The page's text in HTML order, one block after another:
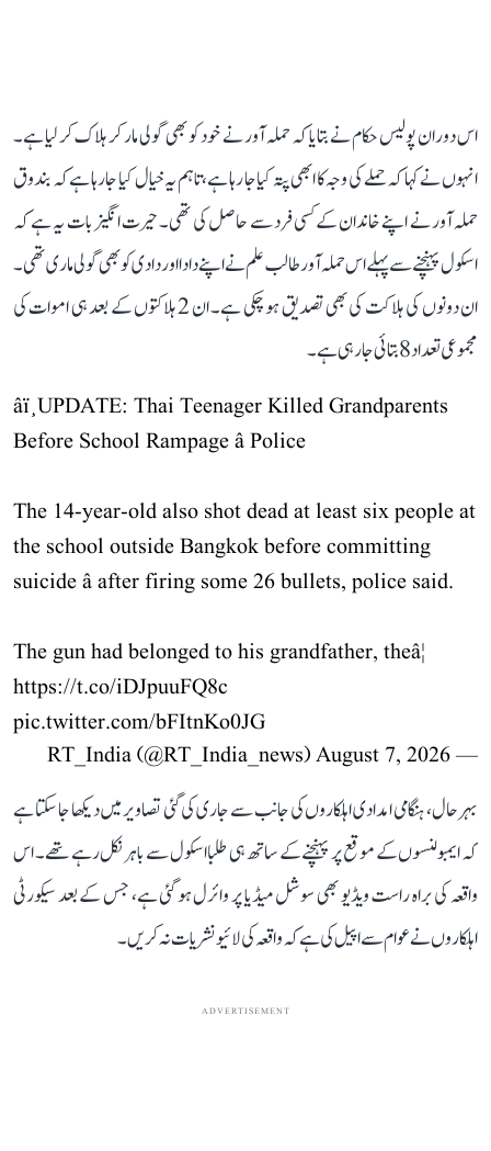
اس دوران پولیس حکام نے بتایا کہ حملہ آور نے خود کو بھی گولی مار کر ہلاک کر لیا ہے۔
انہوں نے کہا کہ حملے کی وجہ کا ابھی پتہ کیا جا رہا ہے، تاہم یہ خیال کیا جا رہا ہے کہ بندوق
حملہ آور نے اپنے خاندان کے کسی فرد سے حاصل کی تھی۔ حیرت انگیز بات یہ ہے کہ
اسکول پہنچنے سے پہلے اس حملہ آور طالب علم نے اپنے دادا اور دادی کو بھی گولی ماری تھی۔
ان دونوں کی ہلاکت کی بھی تصدیق ہو چکی ہے۔ ان 2 ہلاکتوں کے بعد ہی اموات کی
مجموعی تعداد 8 بتائی جا رہی ہے۔
âï¸UPDATE: Thai Teenager Killed Grandparents
Before School Rampage â Police
The 14-year-old also shot dead at least six people at
the school outside Bangkok before committing
suicide â after firing some 26 bullets, police said.
The gun had belonged to his grandfather, theâ¦
https://t.co/iDJpuuFQ8c
pic.twitter.com/bFItnKo0JG
— RT_India (@RT_India_news)
August 7, 2026
بہرحال، ہنگامی امدادی اہلکاروں کی جانب سے جاری کی گئی تصاویر میں دیکھا جا سکتا ہے
کہ ایمبولنسوں کے موقع پر پہنچنے کے ساتھ ہی طلبا اسکول سے باہر نکل رہے تھے۔ اس
واقعہ کی براہ راست ویڈیو بھی سوشل میڈیا پر وائرل ہو گئی ہے، جس کے بعد سیکورٹی
اہلکاروں نے عوام سے اپیل کی ہے کہ واقعہ کی لائیو نشریات نہ کریں۔
ADVERTISEMENT